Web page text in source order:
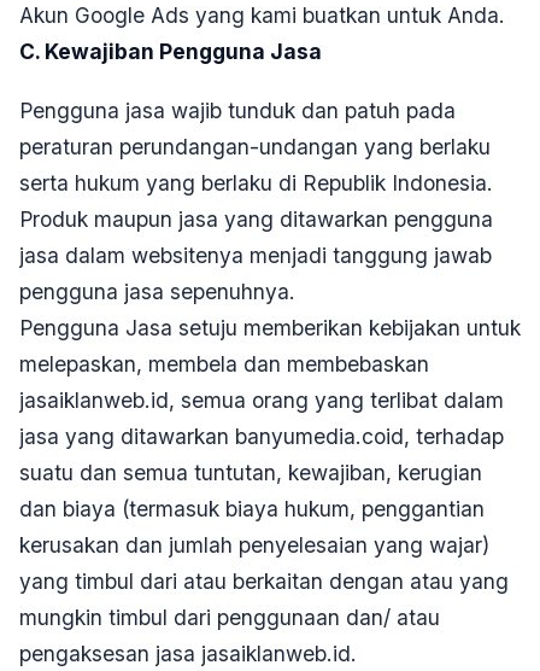
Akun Google Ads yang kami buatkan untuk Anda.
C. Kewajiban Pengguna Jasa
Pengguna jasa wajib tunduk dan patuh pada
peraturan perundangan-undangan yang berlaku
serta hukum yang berlaku di Republik Indonesia.
Produk maupun jasa yang ditawarkan pengguna
jasa dalam websitenya menjadi tanggung jawab
pengguna jasa sepenuhnya.
Pengguna Jasa setuju memberikan kebijakan untuk
melepaskan, membela dan membebaskan
jasaiklanweb.id, semua orang yang terlibat dalam
jasa yang ditawarkan banyumedia.coid, terhadap
suatu dan semua tuntutan, kewajiban, kerugian
dan biaya (termasuk biaya hukum, penggantian
kerusakan dan jumlah penyelesaian yang wajar)
yang timbul dari atau berkaitan dengan atau yang
mungkin timbul dari penggunaan dan/ atau
pengaksesan jasa jasaiklanweb.id.